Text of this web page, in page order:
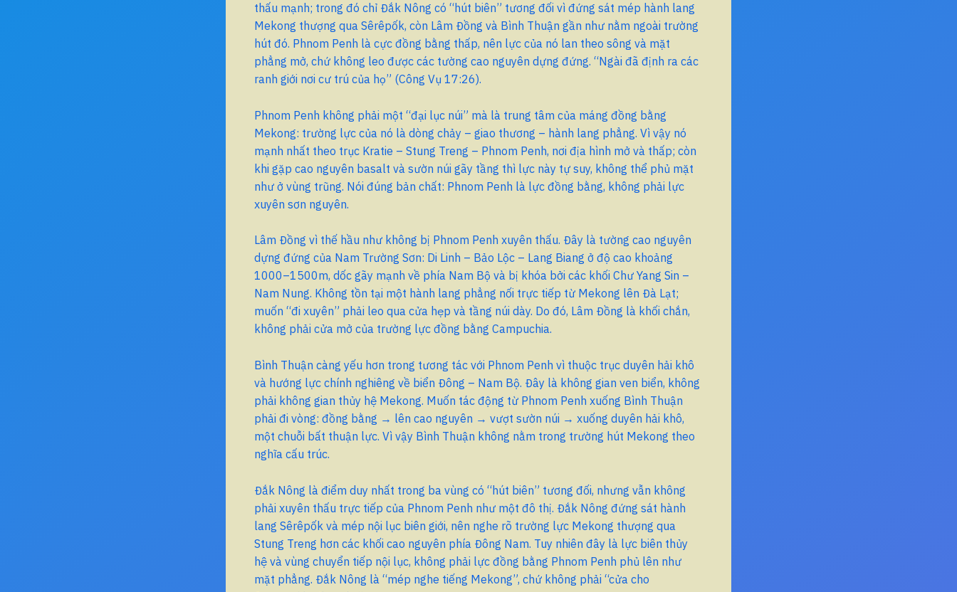
thấu mạnh; trong đó chỉ Đắk Nông có “hút biên” tương đối vì đứng sát mép hành lang
Mekong thượng qua Sêrêpốk, còn Lâm Đồng và Bình Thuận gần như nằm ngoài trường
hút đó. Phnom Penh là cực đồng bằng thấp, nên lực của nó lan theo sông và mặt
phẳng mở, chứ không leo được các tường cao nguyên dựng đứng. “Ngài đã định ra các
ranh giới nơi cư trú của họ” (Công Vụ 17:26).
Phnom Penh không phải một “đại lục núi” mà là trung tâm của máng đồng bằng
Mekong: trường lực của nó là dòng chảy – giao thương – hành lang phẳng. Vì vậy nó
mạnh nhất theo trục Kratie – Stung Treng – Phnom Penh, nơi địa hình mở và thấp; còn
khi gặp cao nguyên basalt và sườn núi gãy tầng thì lực này tự suy, không thể phủ mặt
như ở vùng trũng. Nói đúng bản chất: Phnom Penh là lực đồng bằng, không phải lực
xuyên sơn nguyên.
Lâm Đồng vì thế hầu như không bị Phnom Penh xuyên thấu. Đây là tường cao nguyên
dựng đứng của Nam Trường Sơn: Di Linh – Bảo Lộc – Lang Biang ở độ cao khoảng
1000–1500m, dốc gãy mạnh về phía Nam Bộ và bị khóa bởi các khối Chư Yang Sin –
Nam Nung. Không tồn tại một hành lang phẳng nối trực tiếp từ Mekong lên Đà Lạt;
muốn “đi xuyên” phải leo qua cửa hẹp và tầng núi dày. Do đó, Lâm Đồng là khối chắn,
không phải cửa mở của trường lực đồng bằng Campuchia.
Bình Thuận càng yếu hơn trong tương tác với Phnom Penh vì thuộc trục duyên hải khô
và hướng lực chính nghiêng về biển Đông – Nam Bộ. Đây là không gian ven biển, không
phải không gian thủy hệ Mekong. Muốn tác động từ Phnom Penh xuống Bình Thuận
phải đi vòng: đồng bằng → lên cao nguyên → vượt sườn núi → xuống duyên hải khô,
một chuỗi bất thuận lực. Vì vậy Bình Thuận không nằm trong trường hút Mekong theo
nghĩa cấu trúc.
Đắk Nông là điểm duy nhất trong ba vùng có “hút biên” tương đối, nhưng vẫn không
phải xuyên thấu trực tiếp của Phnom Penh như một đô thị. Đắk Nông đứng sát hành
lang Sêrêpốk và mép nội lục biên giới, nên nghe rõ trường lực Mekong thượng qua
Stung Treng hơn các khối cao nguyên phía Đông Nam. Tuy nhiên đây là lực biên thủy
hệ và vùng chuyển tiếp nội lục, không phải lực đồng bằng Phnom Penh phủ lên như
mặt phẳng. Đắk Nông là “mép nghe tiếng Mekong”, chứ không phải “cửa cho